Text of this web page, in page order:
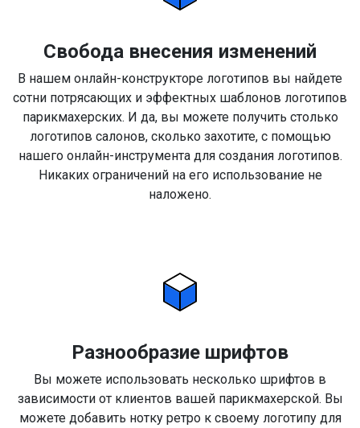
Свобода внесения изменений
В нашем онлайн-конструкторе логотипов вы найдете
сотни потрясающих и эффектных шаблонов логотипов
парикмахерских. И да, вы можете получить столько
логотипов салонов, сколько захотите, с помощью
нашего онлайн-инструмента для создания логотипов.
Никаких ограничений на его использование не
наложено.
Разнообразие шрифтов
Вы можете использовать несколько шрифтов в
зависимости от клиентов вашей парикмахерской. Вы
можете добавить нотку ретро к своему логотипу для